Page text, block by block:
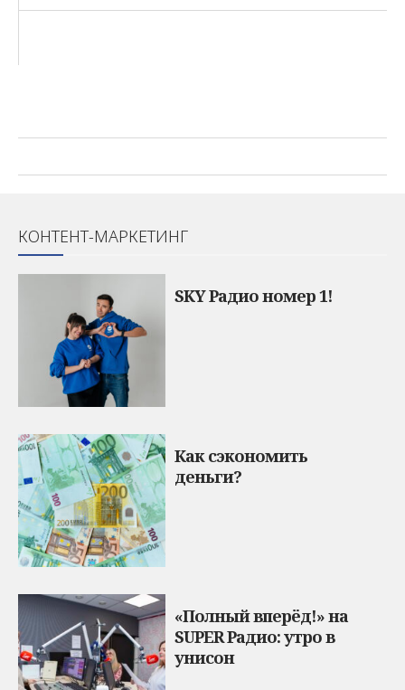
КОНТЕНТ-МАРКЕТИНГ
SKY Радио номер 1!
Как сэкономить
деньги?
«Полный вперёд!» на
SUPER Радио: утро в
унисон